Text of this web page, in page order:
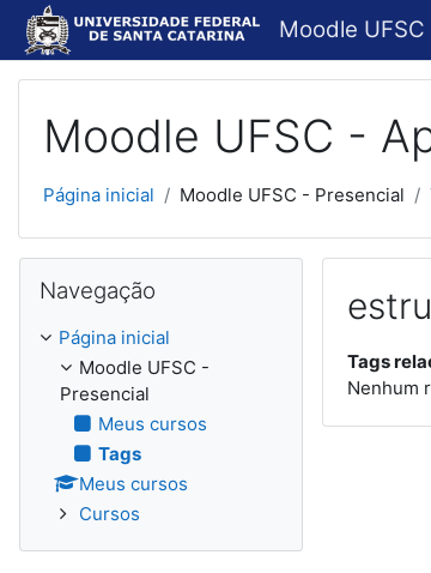
Ir para o conteúdo principal
Moodle
Moodle UFSC -
Página inicial Moodle UFSC - Presencial
Tags
Nenhum
Navegação
Página inicial
Moodle UFSC -
Presencial
Meus cursos
Tags
Meus cursos
Cursos